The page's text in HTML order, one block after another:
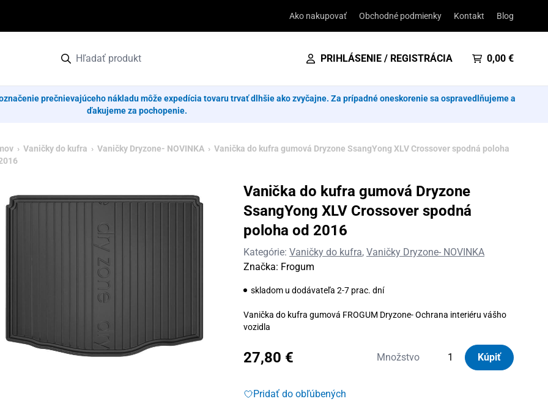
Ako nakupovať Obchodné podmienky Kontakt Blog
PRIHLÁSENIE / REGISTRÁCIA 0,00 €
prečnievajúceho nákladu môže expedícia tovaru trvať dlhšie ako zvyčajne. Za prípadné oneskorenie sa ospravedlňujeme a
ďakujeme za pochopenie.
› Vaničky do kufra › Vaničky Dryzone- NOVINKA › Vanička do kufra gumová Dryzone SsangYong XLV Crossover spodná poloha
Vanička do kufra gumová Dryzone
SsangYong XLV Crossover spodná
poloha od 2016
Kategórie: Vaničky do kufra, Vaničky Dryzone- NOVINKA
Značka: Frogum
skladom u dodávateľa 2-7 prac. dní
Vanička do kufra gumová FROGUM Dryzone- Ochrana interiéru vášho
vozidla
27,80 € Množstvo
množstvo
Kúpiť
Pridať do obľúbených